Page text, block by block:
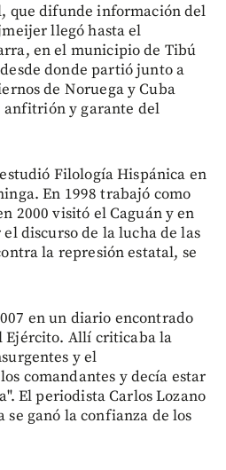
que difunde información del
llegó hasta el
en el municipio de Tibú
donde partió junto a
de Noruega y Cuba
anfitrión y garante del
Filología Hispánica en
En 1998 trabajó como
2000 visitó el Caguán y en
discurso de la lucha de las
la represión estatal, se
en un diario encontrado
Ejército. Allí criticaba la
y el
comandantes y decía estar
El periodista Carlos Lozano
se ganó la confianza de los